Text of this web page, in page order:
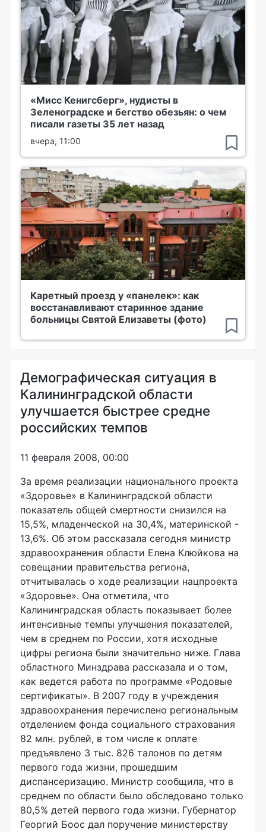
«Мисс Кенигсберг», нудисты в
Зеленоградске и бегство обезьян: о чем
писали газеты 35 лет назад
вчера, 11:00
Каретный проезд у «панелек»: как
восстанавливают старинное здание
больницы Святой Елизаветы (фото)
Демографическая ситуация в
Калининградской области
улучшается быстрее средне
российских темпов
11 февраля 2008, 00:00
За время реализации национального проекта
«Здоровье» в Калининградской области
показатель общей смертности снизился на
15,5%, младенческой на 30,4%, материнской -
13,6%. Об этом рассказала сегодня министр
здравоохранения области Елена Клюйкова на
совещании правительства региона,
отчитывалась о ходе реализации нацпроекта
«Здоровье». Она отметила, что
Калининградская область показывает более
интенсивные темпы улучшения показателей,
чем в среднем по России, хотя исходные
цифры региона были значительно ниже. Глава
областного Минздрава рассказала и о том,
как ведется работа по программе «Родовые
сертификаты». В 2007 году в учреждения
здравоохранения перечислено региональным
отделением фонда социального страхования
82 млн. рублей, в том числе к оплате
предъявлено 3 тыс. 826 талонов по детям
первого года жизни, прошедшим
диспансеризацию. Министр сообщила, что в
среднем по области было обследовано только
80,5% детей первого года жизни. Губернатор
Георгий Боос дал поручение министерству